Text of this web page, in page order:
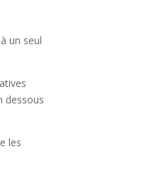
un seul
dessous
les